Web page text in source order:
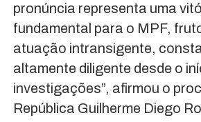
pronúncia representa uma
fundamental para o MPF,
atuação intransigente,
altamente diligente desde o
investigações”, afirmou o
República Guilherme Diego